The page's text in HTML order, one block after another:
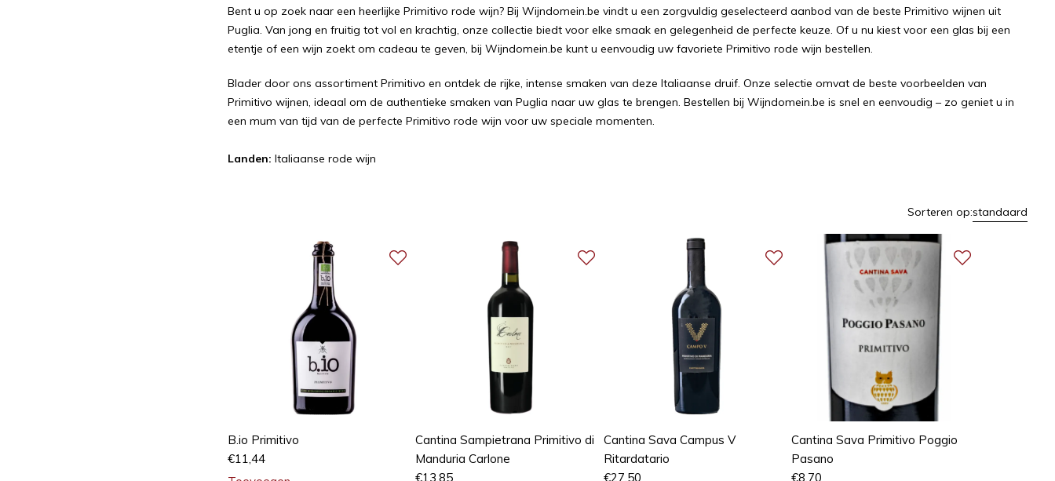
Bent u op zoek naar een heerlijke Primitivo rode wijn? Bij Wijndomein.be vindt u een zorgvuldig geselecteerd aanbod van de beste Primitivo wijnen uit
Puglia. Van jong en fruitig tot vol en krachtig, onze collectie biedt voor elke smaak en gelegenheid de perfecte keuze. Of u nu kiest voor een glas bij een
etentje of een wijn zoekt om cadeau te geven, bij Wijndomein.be kunt u eenvoudig uw favoriete Primitivo rode wijn bestellen.
Blader door ons assortiment Primitivo en ontdek de rijke, intense smaken van deze Italiaanse druif. Onze selectie omvat de beste voorbeelden van
Primitivo wijnen, ideaal om de authentieke smaken van Puglia naar uw glas te brengen. Bestellen bij Wijndomein.be is snel en eenvoudig – zo geniet u in
een mum van tijd van de perfecte Primitivo rode wijn voor uw speciale momenten.
Landen: Italiaanse rode wijn
Sorteren op:standaard
B.io Primitivo
€11,44
Cantina Sampietrana Primitivo di
Manduria Carlone
€13,85
Cantina Sava Campus V
Ritardatario
€27,50
Cantina Sava Primitivo Poggio
Pasano
€8,70